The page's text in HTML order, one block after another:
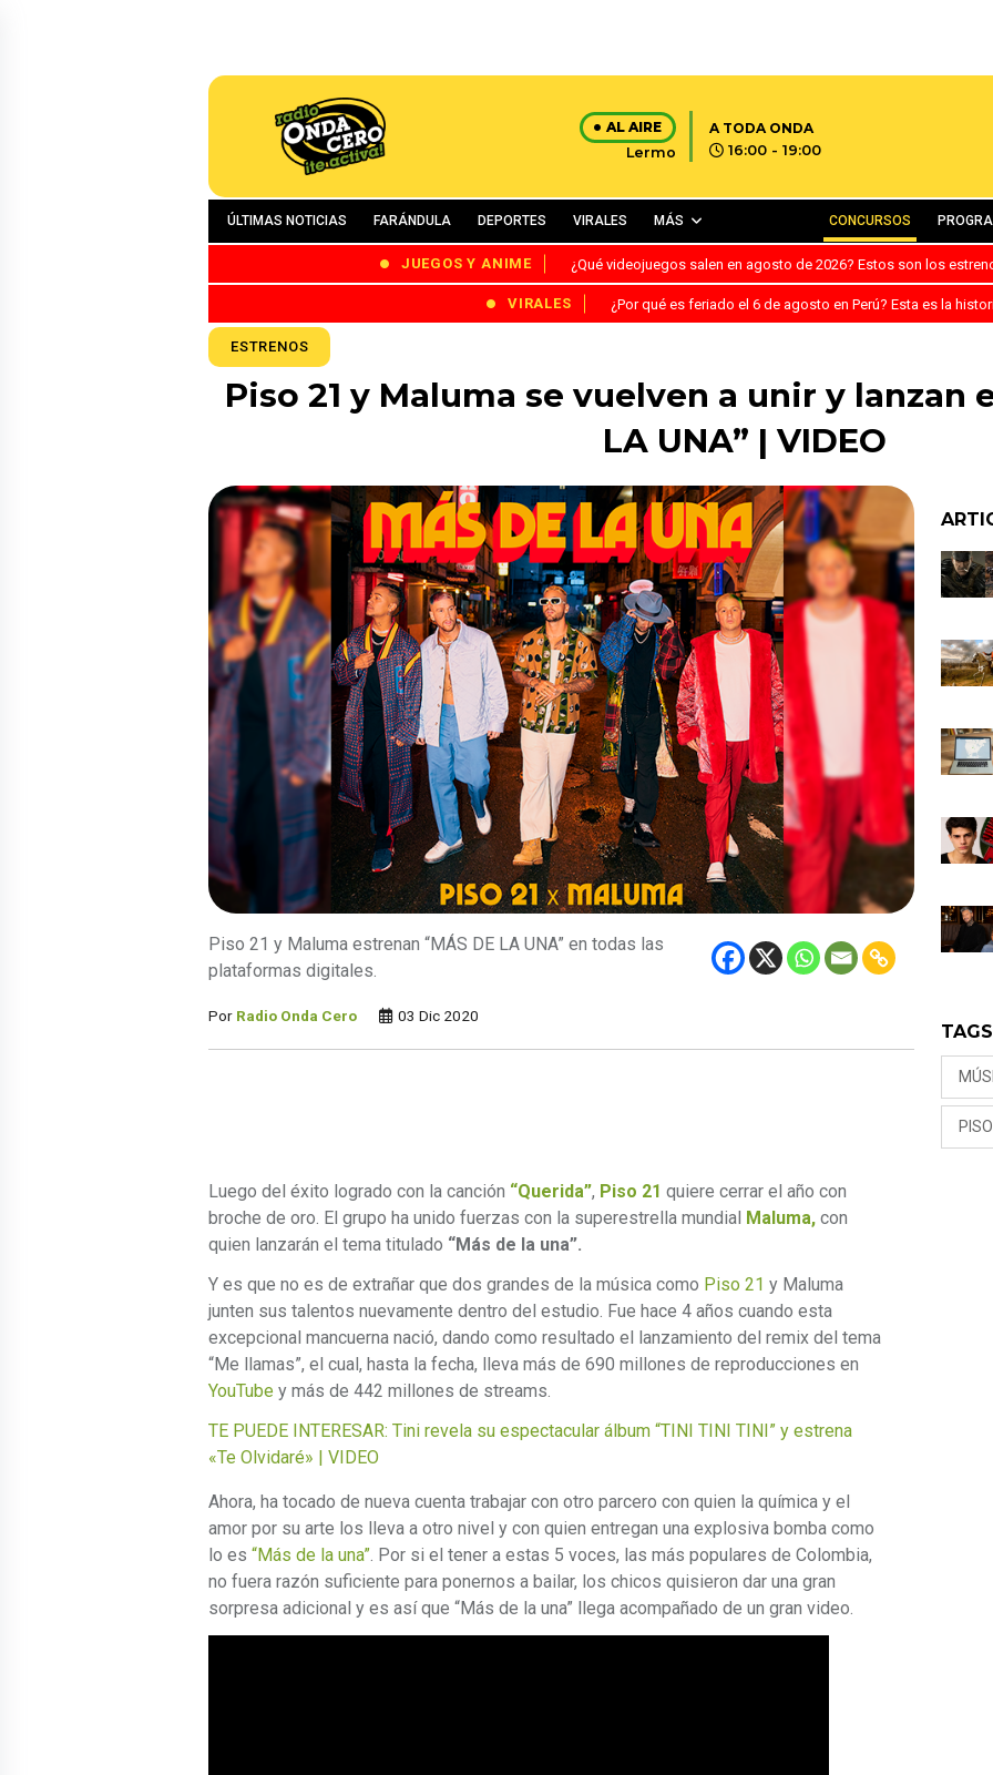
AL AIRE
Lermo
A TODA ONDA
16:00 - 19:00
ÚLTIMAS NOTICIAS FARÁNDULA DEPORTES VIRALES MÁS CONCURSOS
JUEGOS Y ANIME ¿Qué videojuegos salen en agosto de 2026? Estos son los
VIRALES ¿Por qué es feriado el 6 de agosto en Perú? Esta es la
ESTRENOS
Piso 21 y Maluma se vuelven a unir y lanzan
LA UNA” | VIDEO
Piso 21 y Maluma estrenan “MÁS DE LA UNA” en todas las
plataformas digitales.
Por Radio Onda Cero 03 Dic 2020
Luego del éxito logrado con la canción “Querida”, Piso 21 quiere cerrar el año con
broche de oro. El grupo ha unido fuerzas con la superestrella mundial Maluma, con
quien lanzarán el tema titulado “Más de la una”.
Y es que no es de extrañar que dos grandes de la música como Piso 21 y Maluma
junten sus talentos nuevamente dentro del estudio. Fue hace 4 años cuando esta
excepcional mancuerna nació, dando como resultado el lanzamiento del remix del tema
“Me llamas”, el cual, hasta la fecha, lleva más de 690 millones de reproducciones en
YouTube y más de 442 millones de streams.
TE PUEDE INTERESAR: Tini revela su espectacular álbum “TINI TINI TINI” y estrena
«Te Olvidaré» | VIDEO
Ahora, ha tocado de nueva cuenta trabajar con otro parcero con quien la química y el
amor por su arte los lleva a otro nivel y con quien entregan una explosiva bomba como
lo es “Más de la una” . Por si el tener a estas 5 voces, las más populares de Colombia,
no fuera razón suficiente para ponernos a bailar, los chicos quisieron dar una gran
sorpresa adicional y es así que “Más de la una” llega acompañado de un gran video.
TAGS